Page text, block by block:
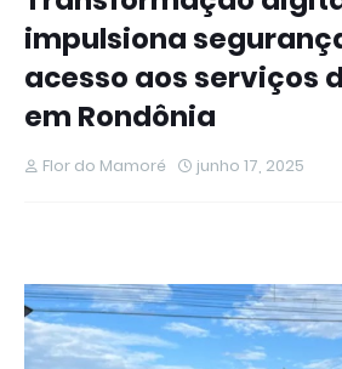
impulsiona
acesso aos serviços
em Rondônia
Flor do Mamoré junho 17, 2025